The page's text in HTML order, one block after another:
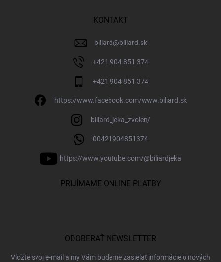
KONTAKT
biliard@biliard.sk
+421 904 851 374
+421 904 851 374
https://www.facebook.com/www.biliard.sk
biliard_jeka_zvolen/
00421904851374
https://www.youtube.com/@biliardjeka
PRIJÍMAME ONLINE PLATBY
ODOBERAŤ NEWSLETTER
Vložte svoj e-mail a my Vám budeme zasielať informácie o nových